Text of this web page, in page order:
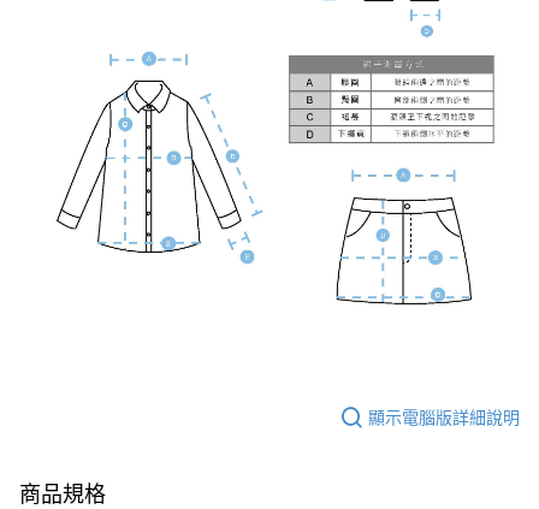
顯示電腦版詳細說明
商品規格